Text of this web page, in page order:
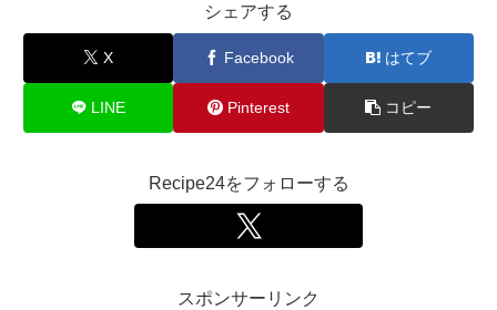
シェアする
X Facebook はてブ
LINE Pinterest コピー
Recipe24をフォローする
スポンサーリンク